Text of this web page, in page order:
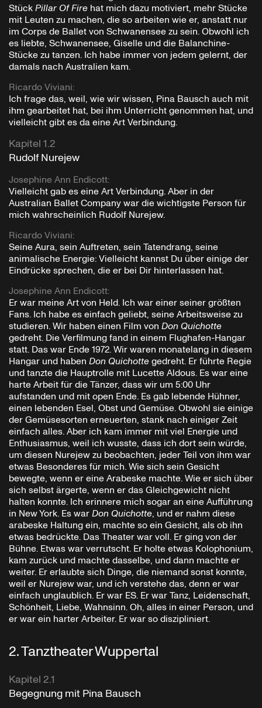
StückPillar Of Fire hat mich dazu motiviert, mehr Stücke
mit Leuten zu machen, die so arbeiten wie er, anstatt nur
im Corps de Ballet von Schwanensee zu sein. Obwohl ich
es liebte, Schwanensee, Giselle und die Balanchine-
Stücke zu tanzen. Ich habe immer von jedem gelernt, der
damals nach Australien kam.
Ricardo Viviani:
Ich frage das, weil, wie wir wissen, Pina Bausch auch mit
ihm gearbeitet hat, bei ihm Unterricht genommen hat, und
vielleicht gibt es da eine Art Verbindung.
Kapitel 1.2
Rudolf Nurejew
Josephine Ann Endicott:
Vielleicht gab es eine Art Verbindung. Aber in der
Australian Ballet Company war die wichtigste Person für
mich wahrscheinlich Rudolf Nurejew.
Ricardo Viviani:
Seine Aura, sein Auftreten, sein Tatendrang, seine
animalische Energie: Vielleicht kannst Du über einige der
Eindrücke sprechen, die er bei Dir hinterlassen hat.
Josephine Ann Endicott:
Er war meine Art von Held. Ich war einer seiner größten
Fans. Ich habe es einfach geliebt, seine Arbeitsweise zu
studieren. Wir haben einen Film von Don Quichotte
gedreht. Die Verfilmung fand in einem Flughafen-Hangar
statt. Das war Ende 1972. Wir waren monatelang in diesem
Hangar und haben Don Quichottegedreht. Er führte Regie
und tanzte die Hauptrolle mit Lucette Aldous. Es war eine
harte Arbeit für die Tänzer, dass wir um 5:00 Uhr
aufstanden und mit open Ende. Es gab lebende Hühner,
einen lebenden Esel, Obst und Gemüse. Obwohl sie einige
der Gemüsesorten erneuerten, stank nach einiger Zeit
einfach alles. Aber ich kam immer mit viel Energie und
Enthusiasmus, weil ich wusste, dass ich dort sein würde,
um diesen Nurejew zu beobachten, jeder Teil von ihm war
etwas Besonderes für mich. Wie sich sein Gesicht
bewegte, wenn er eine Arabeske machte. Wie er sich über
sich selbst ärgerte, wenn er das Gleichgewicht nicht
halten konnte. Ich erinnere mich sogar an eine Aufführung
in New York. Es warDon Quichotte, und er nahm diese
arabeske Haltung ein, machte so ein Gesicht, als ob ihn
etwas bedrückte. Das Theater war voll. Er ging von der
Bühne. Etwas war verrutscht. Er holte etwas Kolophonium,
kam zurück und machte dasselbe, und dann machte er
weiter. Er erlaubte sich Dinge, die niemand sonst konnte,
weil er Nurejew war, und ich verstehe das, denn er war
einfach unglaublich. Er war ES. Er war Tanz, Leidenschaft,
Schönheit, Liebe, Wahnsinn. Oh, alles in einer Person, und
er war ein harter Arbeiter. Er war so diszipliniert.
2.Tanztheater Wuppertal
Kapitel 2.1
Begegnung mit Pina Bausch